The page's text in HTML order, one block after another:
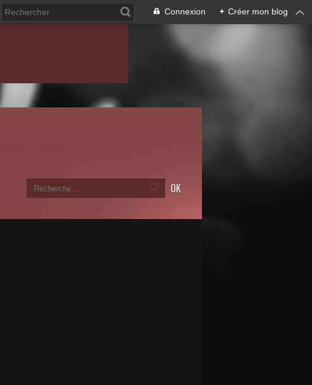
Connexion + Créer mon blog